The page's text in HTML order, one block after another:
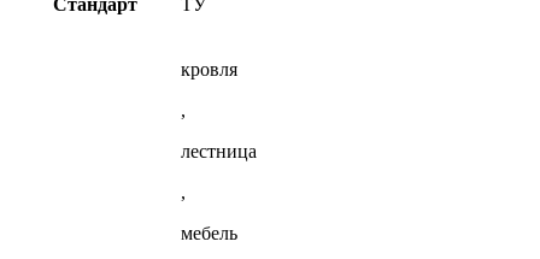
кровля
,
лестница
,
мебель